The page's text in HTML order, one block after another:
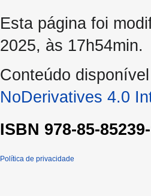
Esta página foi
2025, às 17h54min.
Conteúdo
NoDerivatives 4.0
ISBN 978-85-
Política de privacidade